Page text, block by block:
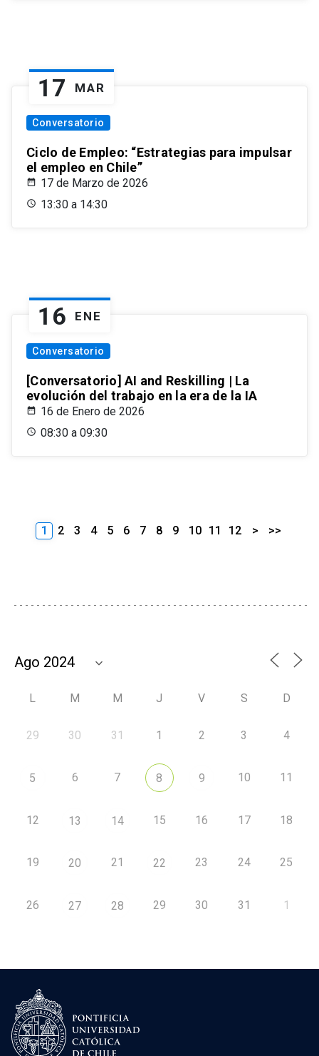
17 MAR
Conversatorio
Ciclo de Empleo: “Estrategias para impulsar
el empleo en Chile”
17 de Marzo de 2026
13:30 a 14:30
16 ENE
Conversatorio
[Conversatorio] AI and Reskilling | La
evolución del trabajo en la era de la IA
16 de Enero de 2026
08:30 a 09:30
1 2 3 4 5 6 7 8 9 10 11 12 > >>
L M M J V S D
29 30 31 1 2 3 4
5 6 7 8 9 10 11
12 13 14 15 16 17 18
19 20 21 22 23 24 25
26 27 28 29 30 31 1